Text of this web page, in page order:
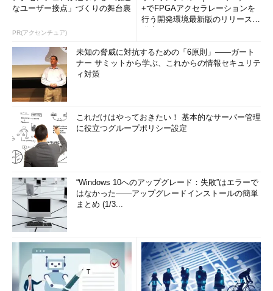
なユーザー接点」づくりの舞台裏
PR(アクセンチュア)
+でFPGAアクセラレーションを
行う開発環境最新版のリリースを
未知の脅威に対抗するための「6原則」――ガート
ナー サミットから学ぶ、これからの情報セキュリテ
ィ対策
これだけはやっておきたい！ 基本的なサーバー管理
に役立つグループポリシー設定
“Windows 10へのアップグレード：失敗”はエラーで
はなかった――アップグレードインストールの簡単
まとめ (1/3...